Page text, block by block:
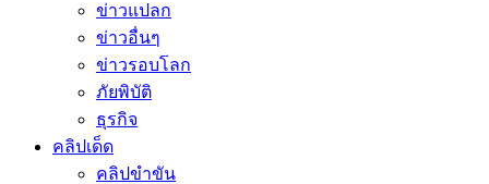
ข่าวแปลก
ข่าวอื่นๆ
ข่าวรอบโลก
ภัยพิบัติ
ธุรกิจ
คลิปเด็ด
คลิปขำขัน